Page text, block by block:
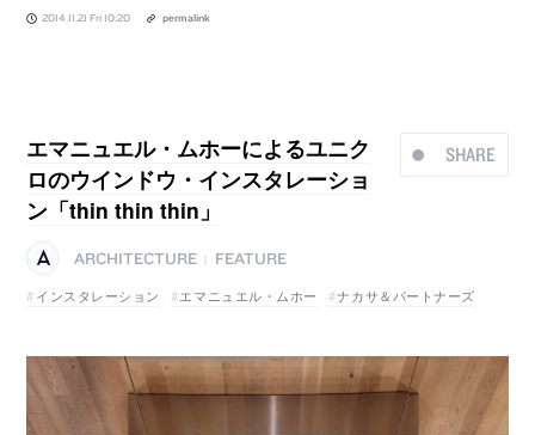
2014.11.21 Fri 10:20 permalink
SHARE
エマニュエル・ムホーによるユニク
ロのウインドウ・インスタレーショ
ン「thin thin thin」
ARCHITECTURE
FEATURE
インスタレーション
エマニュエル・ムホー ナカサ＆パートナーズ